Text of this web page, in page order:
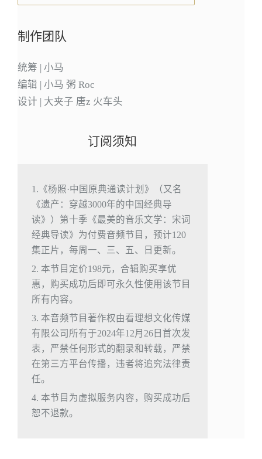
制作团队
统筹 | 小马
编辑 | 小马 粥 Roc
设计 | 大夹子 唐z 火车头
订阅须知
1.《杨照·中国原典通读计划》（又名
《遗产：穿越3000年的中国经典导
读》）第十季《最美的音乐文学：宋词
经典导读》为付费音频节目，预计120
集正片，每周一、三、五、日更新。
2. 本节目定价198元，合辑购买享优
惠，购买成功后即可永久性使用该节目
所有内容。
3. 本音频节目著作权由看理想文化传媒
有限公司所有于2024年12月26日首次发
表，严禁任何形式的翻录和转载，严禁
在第三方平台传播，违者将追究法律责
任。
4. 本节目为虚拟服务内容，购买成功后
恕不退款。